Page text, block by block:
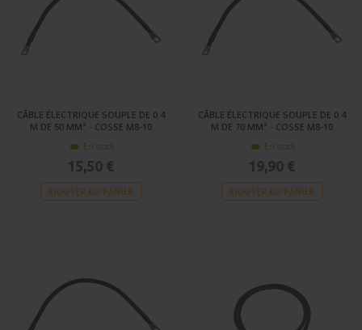
CÂBLE ÉLECTRIQUE SOUPLE DE 0.4
M DE 50 MM² - COSSE M8-10
En stock
15,50 €
AJOUTER AU PANIER
CÂBLE ÉLECTRIQUE SOUPLE DE 0.4
M DE 70 MM² - COSSE M8-10
En stock
19,90 €
AJOUTER AU PANIER